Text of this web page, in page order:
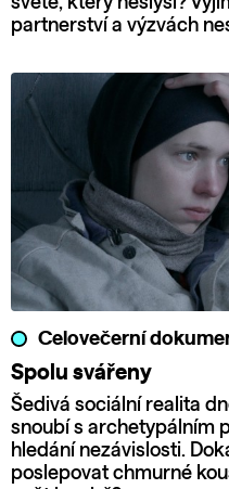
partnerství a výzvách
Celovečerní
Spolu svářeny
Šedivá sociální realita
snoubí s archetypálním
hledání nezávislosti.
poslepovat chmurné